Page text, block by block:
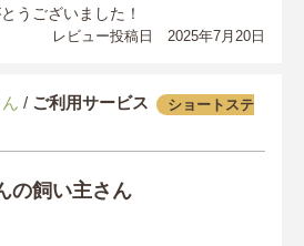
うございました！
レビュー投稿日 2025年7月20日
/ ご利用サービス
ショートステ
の飼い主さん